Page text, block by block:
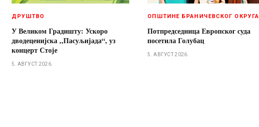
ДРУШТВО
У Великом Градишту: Ускоро
дводеценијска ,,Пасуљијада“, уз
концерт Стоје
5. АВГУСТ 2026.
ОПШТИНЕ БРАНИЧЕВСКОГ ОКРУГА
Потпредседница Европског суда
посетила Голубац
5. АВГУСТ 2026.